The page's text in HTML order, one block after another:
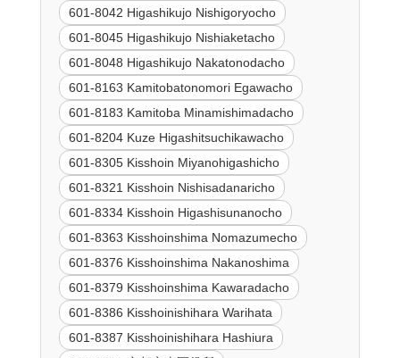
601-8042 Higashikujo Nishigoryocho
601-8045 Higashikujo Nishiaketacho
601-8048 Higashikujo Nakatonodacho
601-8163 Kamitobatonomori Egawacho
601-8183 Kamitoba Minamishimadacho
601-8204 Kuze Higashitsuchikawacho
601-8305 Kisshoin Miyanohigashicho
601-8321 Kisshoin Nishisadanaricho
601-8334 Kisshoin Higashisunanocho
601-8363 Kisshoinshima Nomazumecho
601-8376 Kisshoinshima Nakanoshima
601-8379 Kisshoinshima Kawaradacho
601-8386 Kisshoinishihara Warihata
601-8387 Kisshoinishihara Hashiura